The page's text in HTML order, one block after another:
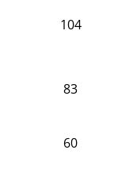
104
83
60